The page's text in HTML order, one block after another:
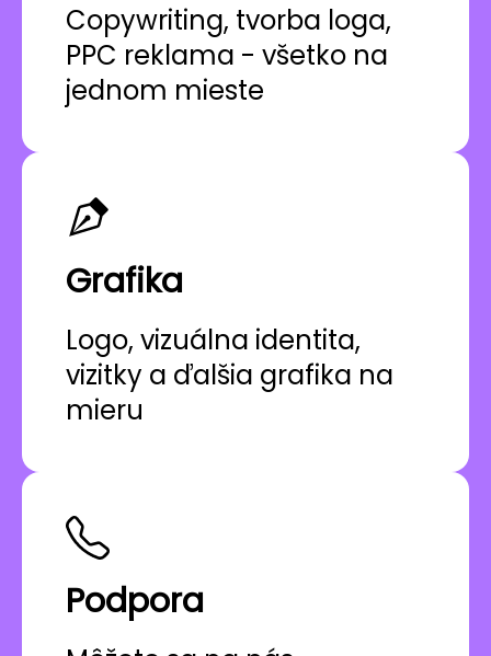
Copywriting, tvorba loga,
PPC reklama - všetko na
jednom mieste
Grafika
Logo, vizuálna identita,
vizitky a ďalšia grafika na
mieru
Podpora